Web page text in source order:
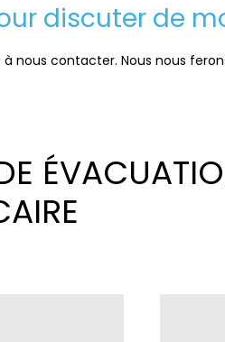
discuter de
nous contacter. Nous nous